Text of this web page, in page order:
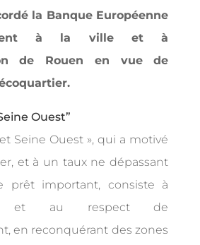
la Banque Européenne
à la ville et à
de Rouen en vue de
Ouest”
Seine Ouest », qui a motivé
et à un taux ne dépassant
prêt important, consiste à
et au respect de
en reconquérant des zones